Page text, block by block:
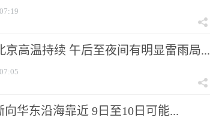
07:19
京高温持续 午后至夜间有明显雷雨局...
07:05
向华东沿海靠近 9日至10日可能...